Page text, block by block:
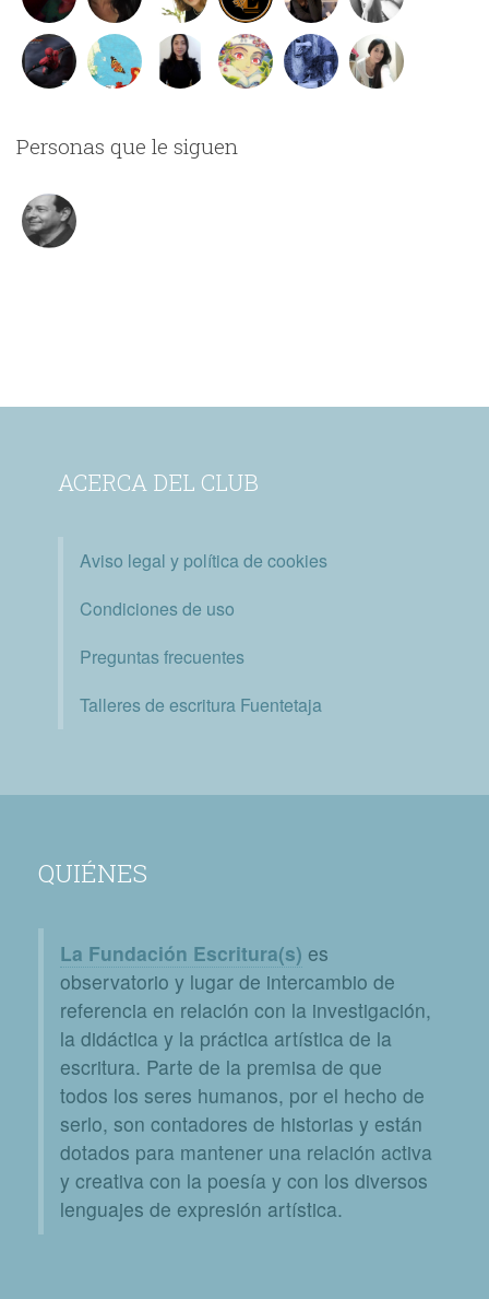
Personas que le siguen
ACERCA DEL CLUB
Aviso legal y política de cookies
Condiciones de uso
Preguntas frecuentes
Talleres de escritura Fuentetaja
QUIÉNES
La Fundación Escritura(s) es
observatorio y lugar de intercambio de
referencia en relación con la investigación,
la didáctica y la práctica artística de la
escritura. Parte de la premisa de que
todos los seres humanos, por el hecho de
serlo, son contadores de historias y están
dotados para mantener una relación activa
y creativa con la poesía y con los diversos
lenguajes de expresión artística.